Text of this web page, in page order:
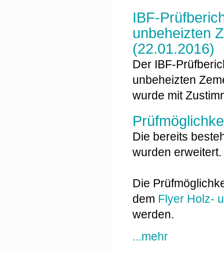
IBF-
unbeheizten
(22.01.2016)
Der IBF-
unbeheizten
wurde mit
Die bereits
wurden erweitert.
Die
dem Flyer Holz-
werden.
...mehr